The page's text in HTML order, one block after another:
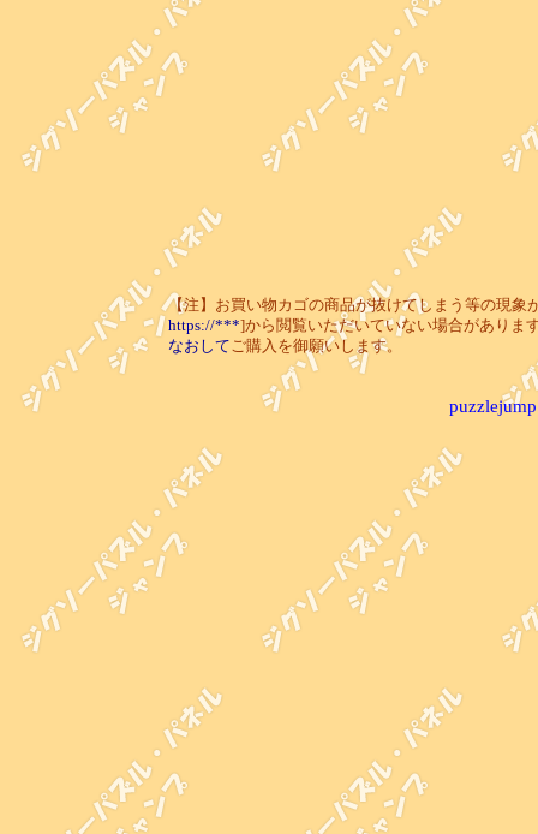
【注】お買い物カゴの商品が抜けてしまう等の現象
https://***]から閲覧いただいていない場合がありま
なおしてご購入を御願いします。